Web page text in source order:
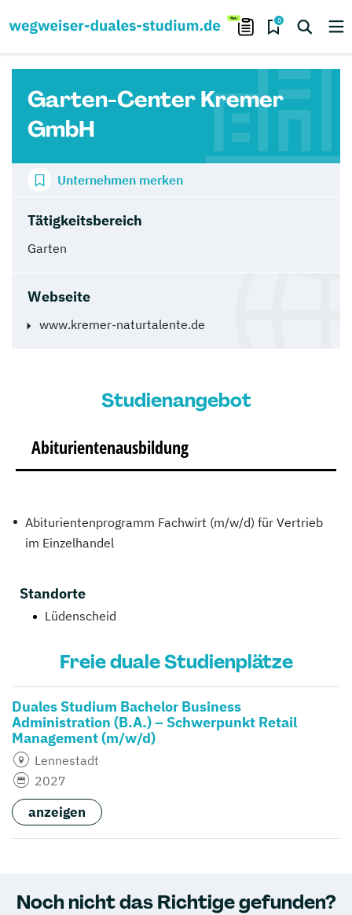
0
Garten-Center Kremer
GmbH
Tätigkeitsbereich
Garten
Webseite
www.kremer-naturtalente.de
Unternehmen merken
Studienangebot
Abiturientenausbildung
Abiturientenprogramm Fachwirt (m/w/d) für Vertrieb
im Einzelhandel
Standorte
Lüdenscheid
Freie duale Studienplätze
Duales Studium Bachelor Business
Administration (B.A.) – Schwerpunkt Retail
Management (m/w/d)
Lennestadt
2027
anzeigen
Noch nicht das Richtige gefunden?